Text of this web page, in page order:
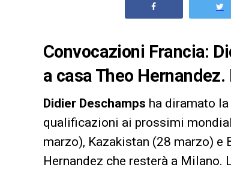
Convocazioni Francia:
a casa Theo
Didier Deschamps ha diramato
qualificazioni ai prossimi
marzo), Kazakistan (28 marzo) e
Hernandez che resterà a